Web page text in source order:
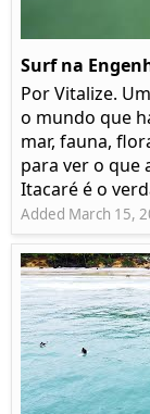
Surf na
Por Vitalize.
o mundo que
mar, fauna,
para ver o que
Itacaré é o
Added March 15,